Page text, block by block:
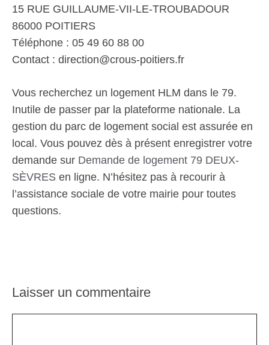
15 RUE GUILLAUME-VII-LE-TROUBADOUR
86000 POITIERS
Téléphone : 05 49 60 88 00
Contact : direction@crous-poitiers.fr
Vous recherchez un logement HLM dans le 79.
Inutile de passer par la plateforme nationale. La
gestion du parc de logement social est assurée en
local. Vous pouvez dès à présent enregistrer votre
demande sur Demande de logement 79 DEUX-
SÈVRES en ligne. N’hésitez pas à recourir à
l’assistance sociale de votre mairie pour toutes
questions.
Laisser un commentaire